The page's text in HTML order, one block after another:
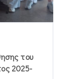
του
2025-